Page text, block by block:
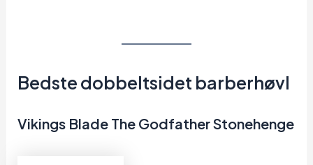
Bedste dobbeltsidet barberhøvl
Vikings Blade The Godfather Stonehenge